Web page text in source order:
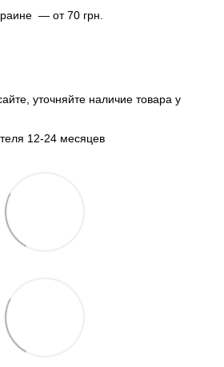
— от 70 грн.
уточняйте наличие товара у
12-24 месяцев